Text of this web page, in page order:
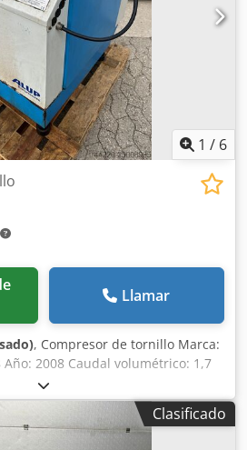
1 / 6
Llamar
, Compresor de tornillo Marca:
Año: 2008 Caudal volumétrico: 1,7
del motor: 11 kW - 380
14.242 Horas de funcionamiento:
Akboha Longitud: 1.530 mm Ancho:
Peso con palé: 230 kg
Clasificado